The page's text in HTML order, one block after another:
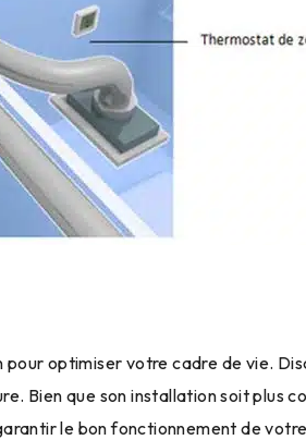
pour optimiser votre cadre de vie.
Bien que son installation soit plus
le bon fonctionnement de